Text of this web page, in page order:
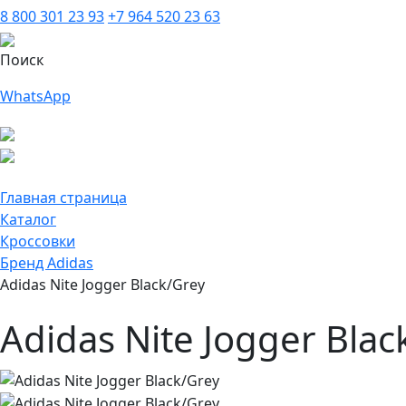
8 800 301 23 93+7 964 520 23 63
Поиск
WhatsApp
Главная страница
Каталог
Кроссовки
Бренд Adidas
Adidas Nite Jogger Black/Grey
Adidas Nite Jogger